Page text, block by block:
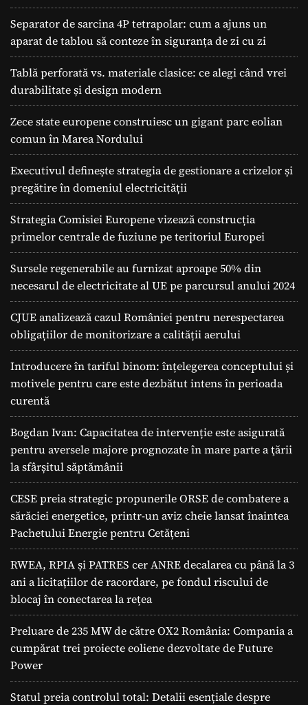
Separator de sarcina 4P tetrapolar: cum a ajuns un
aparat de tablou să conteze în siguranța de zi cu zi
Tablă perforată vs. materiale clasice: ce alegi când vrei
durabilitate și design modern
Zece state europene construiesc un gigant parc eolian
comun în Marea Nordului
Executivul definește strategia de gestionare a crizelor și
pregătire în domeniul electricității
Strategia Comisiei Europene vizează construcția
primelor centrale de fuziune pe teritoriul Europei
Sursele regenerabile au furnizat aproape 50% din
necesarul de electricitate al UE pe parcursul anului 2024
CJUE analizează cazul României pentru nerespectarea
obligațiilor de monitorizare a calității aerului
Introducere în tariful binom: înțelegerea conceptului și
motivele pentru care este dezbătut intens în perioada
curentă
Bogdan Ivan: Capacitatea de intervenție este asigurată
pentru aversele majore prognozate în mare parte a ţării
la sfârșitul săptămânii
CESE preia strategic propunerile ORSE de combatere a
sărăciei energetice, printr-un aviz cheie lansat înaintea
Pachetului Energie pentru Cetățeni
RWEA, RPIA și PATRES cer ANRE decalarea cu până la 3
ani a licitațiilor de racordare, pe fondul riscului de
blocaj în conectarea la rețea
Preluare de 235 MW de către OX2 România: Compania a
cumpărat trei proiecte eoliene dezvoltate de Future
Power
Statul preia controlul total: Detalii esențiale despre